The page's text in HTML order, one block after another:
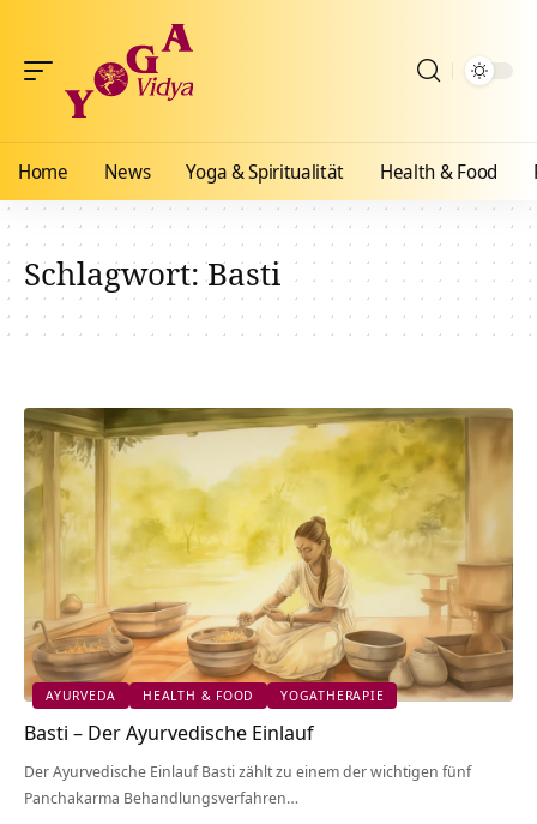
Home News Yoga & Spiritualität Health & Food
Schlagwort:Basti
AYURVEDA HEALTH & FOOD YOGATHERAPIE
Basti – Der Ayurvedische Einlauf
Der Ayurvedische Einlauf Basti zählt zu einem der wichtigen fünf
Panchakarma Behandlungsverfahren…